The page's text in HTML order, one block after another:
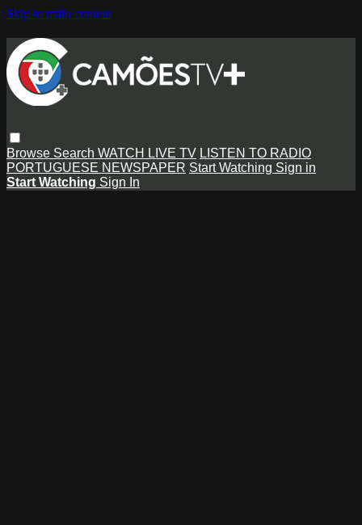
Skip to main content
Browse Search WATCH LIVE TV LISTEN TO RADIO
PORTUGUESE NEWSPAPER Start Watching Sign in
Start Watching Sign In